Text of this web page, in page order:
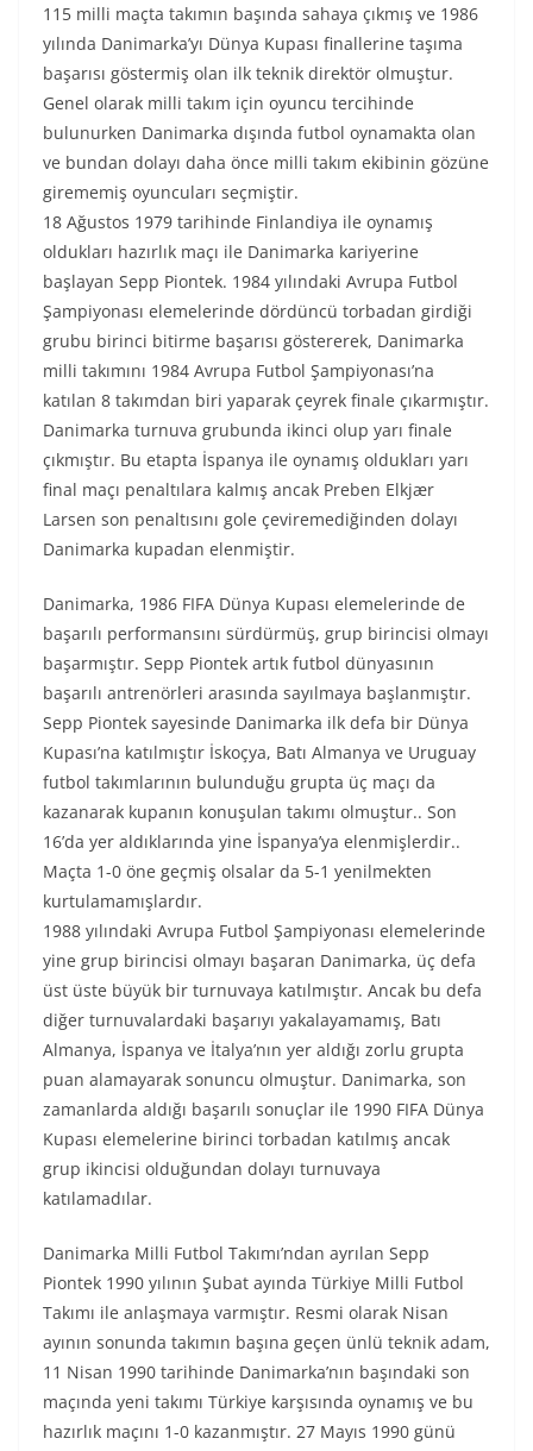
115 milli maçta takımın başında sahaya çıkmış ve 1986
yılında Danimarka’yı Dünya Kupası finallerine taşıma
başarısı göstermiş olan ilk teknik direktör olmuştur.
Genel olarak milli takım için oyuncu tercihinde
bulunurken Danimarka dışında futbol oynamakta olan
ve bundan dolayı daha önce milli takım ekibinin gözüne
girememiş oyuncuları seçmiştir.
18 Ağustos 1979 tarihinde Finlandiya ile oynamış
oldukları hazırlık maçı ile Danimarka kariyerine
başlayan Sepp Piontek. 1984 yılındaki Avrupa Futbol
Şampiyonası elemelerinde dördüncü torbadan girdiği
grubu birinci bitirme başarısı göstererek, Danimarka
milli takımını 1984 Avrupa Futbol Şampiyonası’na
katılan 8 takımdan biri yaparak çeyrek finale çıkarmıştır.
Danimarka turnuva grubunda ikinci olup yarı finale
çıkmıştır. Bu etapta İspanya ile oynamış oldukları yarı
final maçı penaltılara kalmış ancak Preben Elkjær
Larsen son penaltısını gole çeviremediğinden dolayı
Danimarka kupadan elenmiştir.
Danimarka, 1986 FIFA Dünya Kupası elemelerinde de
başarılı performansını sürdürmüş, grup birincisi olmayı
başarmıştır. Sepp Piontek artık futbol dünyasının
başarılı antrenörleri arasında sayılmaya başlanmıştır.
Sepp Piontek sayesinde Danimarka ilk defa bir Dünya
Kupası’na katılmıştır İskoçya, Batı Almanya ve Uruguay
futbol takımlarının bulunduğu grupta üç maçı da
kazanarak kupanın konuşulan takımı olmuştur.. Son
16’da yer aldıklarında yine İspanya’ya elenmişlerdir..
Maçta 1-0 öne geçmiş olsalar da 5-1 yenilmekten
kurtulamamışlardır.
1988 yılındaki Avrupa Futbol Şampiyonası elemelerinde
yine grup birincisi olmayı başaran Danimarka, üç defa
üst üste büyük bir turnuvaya katılmıştır. Ancak bu defa
diğer turnuvalardaki başarıyı yakalayamamış, Batı
Almanya, İspanya ve İtalya’nın yer aldığı zorlu grupta
puan alamayarak sonuncu olmuştur. Danimarka, son
zamanlarda aldığı başarılı sonuçlar ile 1990 FIFA Dünya
Kupası elemelerine birinci torbadan katılmış ancak
grup ikincisi olduğundan dolayı turnuvaya
katılamadılar.
Danimarka Milli Futbol Takımı’ndan ayrılan Sepp
Piontek 1990 yılının Şubat ayında Türkiye Milli Futbol
Takımı ile anlaşmaya varmıştır. Resmi olarak Nisan
ayının sonunda takımın başına geçen ünlü teknik adam,
11 Nisan 1990 tarihinde Danimarka’nın başındaki son
maçında yeni takımı Türkiye karşısında oynamış ve bu
hazırlık maçını 1-0 kazanmıştır. 27 Mayıs 1990 günü